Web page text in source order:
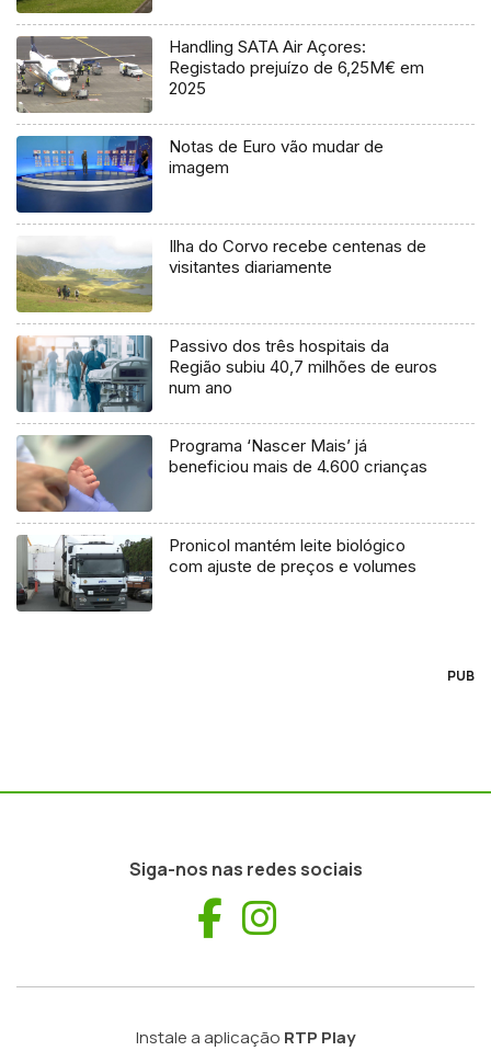
Handling SATA Air Açores:
Registado prejuízo de 6,25M€ em
2025
Notas de Euro vão mudar de
imagem
Ilha do Corvo recebe centenas de
visitantes diariamente
Passivo dos três hospitais da
Região subiu 40,7 milhões de euros
num ano
Programa ‘Nascer Mais’ já
beneficiou mais de 4.600 crianças
Pronicol mantém leite biológico
com ajuste de preços e volumes
PUB
Siga-nos nas redes sociais
Facebook
Instale a aplicação RTP Play